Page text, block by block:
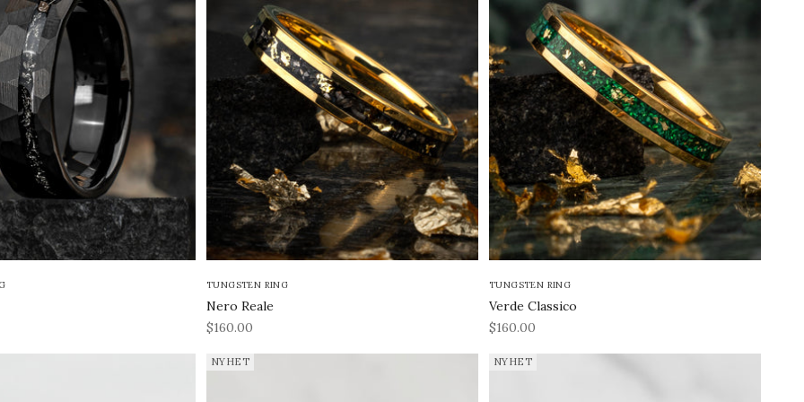
TUNGSTEN RING
Nero Reale
REA-pris
$160.00
TUNGSTEN RING
Verde Classico
REA-pris
$160.00
NYHET NYHET